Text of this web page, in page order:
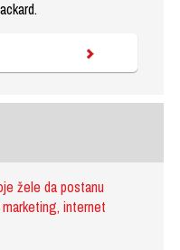
žele da postanu
internet